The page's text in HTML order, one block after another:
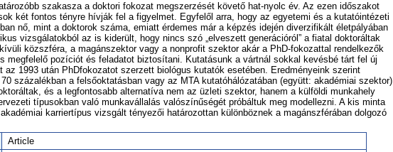
szakasza a doktori fokozat megszerzését követő hat-nyolc év. Az ezen időszakot
két fontos tényre hívják fel a figyelmet. Egyfelől arra, hogy az egyetemi és a kutatóintézeti
nő, mint a doktorok száma, emiatt érdemes már a képzés idején diverzifikált életpályában
vizsgálatokból az is kiderült, hogy nincs szó „elveszett generációról” a fiatal doktoráltak
közszféra, a magánszektor vagy a nonprofit szektor akár a PhD-fokozattal rendelkezők
megfelelő pozíciót és feladatot biztosítani. Kutatásunk a vártnál sokkal kevésbé tárt fel új
az 1993 után PhDfokozatot szerzett biológus kutatók esetében. Eredményeink szerint
százalékban a felsőoktatásban vagy az MTA kutatóhálózatában (együtt: akadémiai szektor)
és a legfontosabb alternatíva nem az üzleti szektor, hanem a külföldi munkahely
típusokban való munkavállalás valószínűségét próbáltuk meg modellezni. A kis minta
karriertípus vizsgált tényezői határozottan különböznek a magánszférában dolgozó
Article